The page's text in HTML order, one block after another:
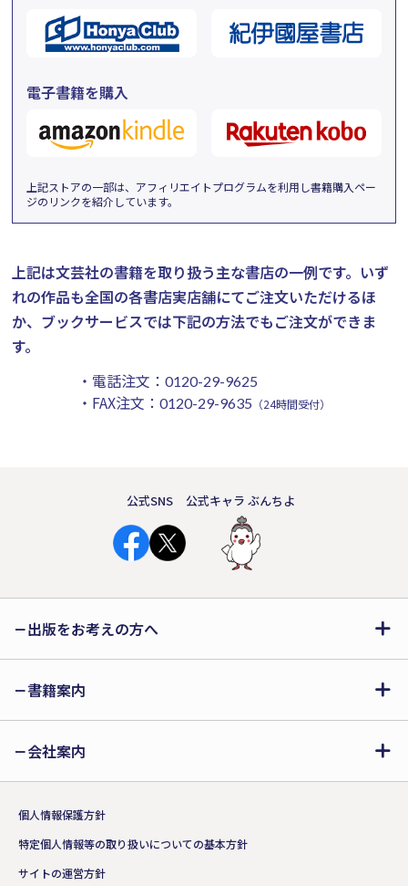
電子書籍を購入
上記ストアの一部は、アフィリエイトプログラムを利用し書籍購入ペー
ジのリンクを紹介しています。
上記は文芸社の書籍を取り扱う主な書店の一例です。 いず
れの作品も全国の各書店実店舗にてご注文いただけるほ
か、ブックサービスでは下記の方法でもご注文ができま
す。
・電話注文： 0120-29-9625
・FAX注文： 0120-29-9635 （24時間受付）
公式SNS 公式キャラ ぶんちよ
出版をお考えの方へ
書籍案内
会社案内
個人情報保護方針
特定個人情報等の取り扱いについての基本方針
サイトの運営方針